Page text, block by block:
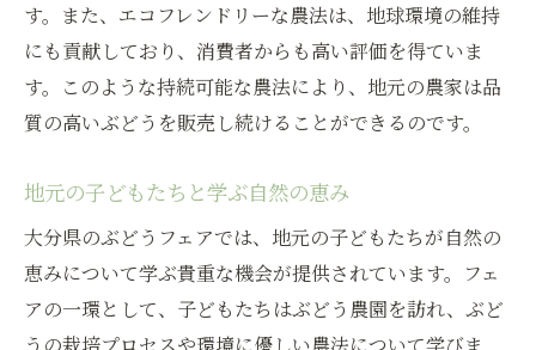
す。また、エコフレンドリーな農法は、地球環境の維持
にも貢献しており、消費者からも高い評価を得ていま
す。このような持続可能な農法により、地元の農家は品
質の高いぶどうを販売し続けることができるのです。
地元の子どもたちと学ぶ自然の恵み
大分県のぶどうフェアでは、地元の子どもたちが自然の
恵みについて学ぶ貴重な機会が提供されています。フェ
アの一環として、子どもたちはぶどう農園を訪れ、ぶど